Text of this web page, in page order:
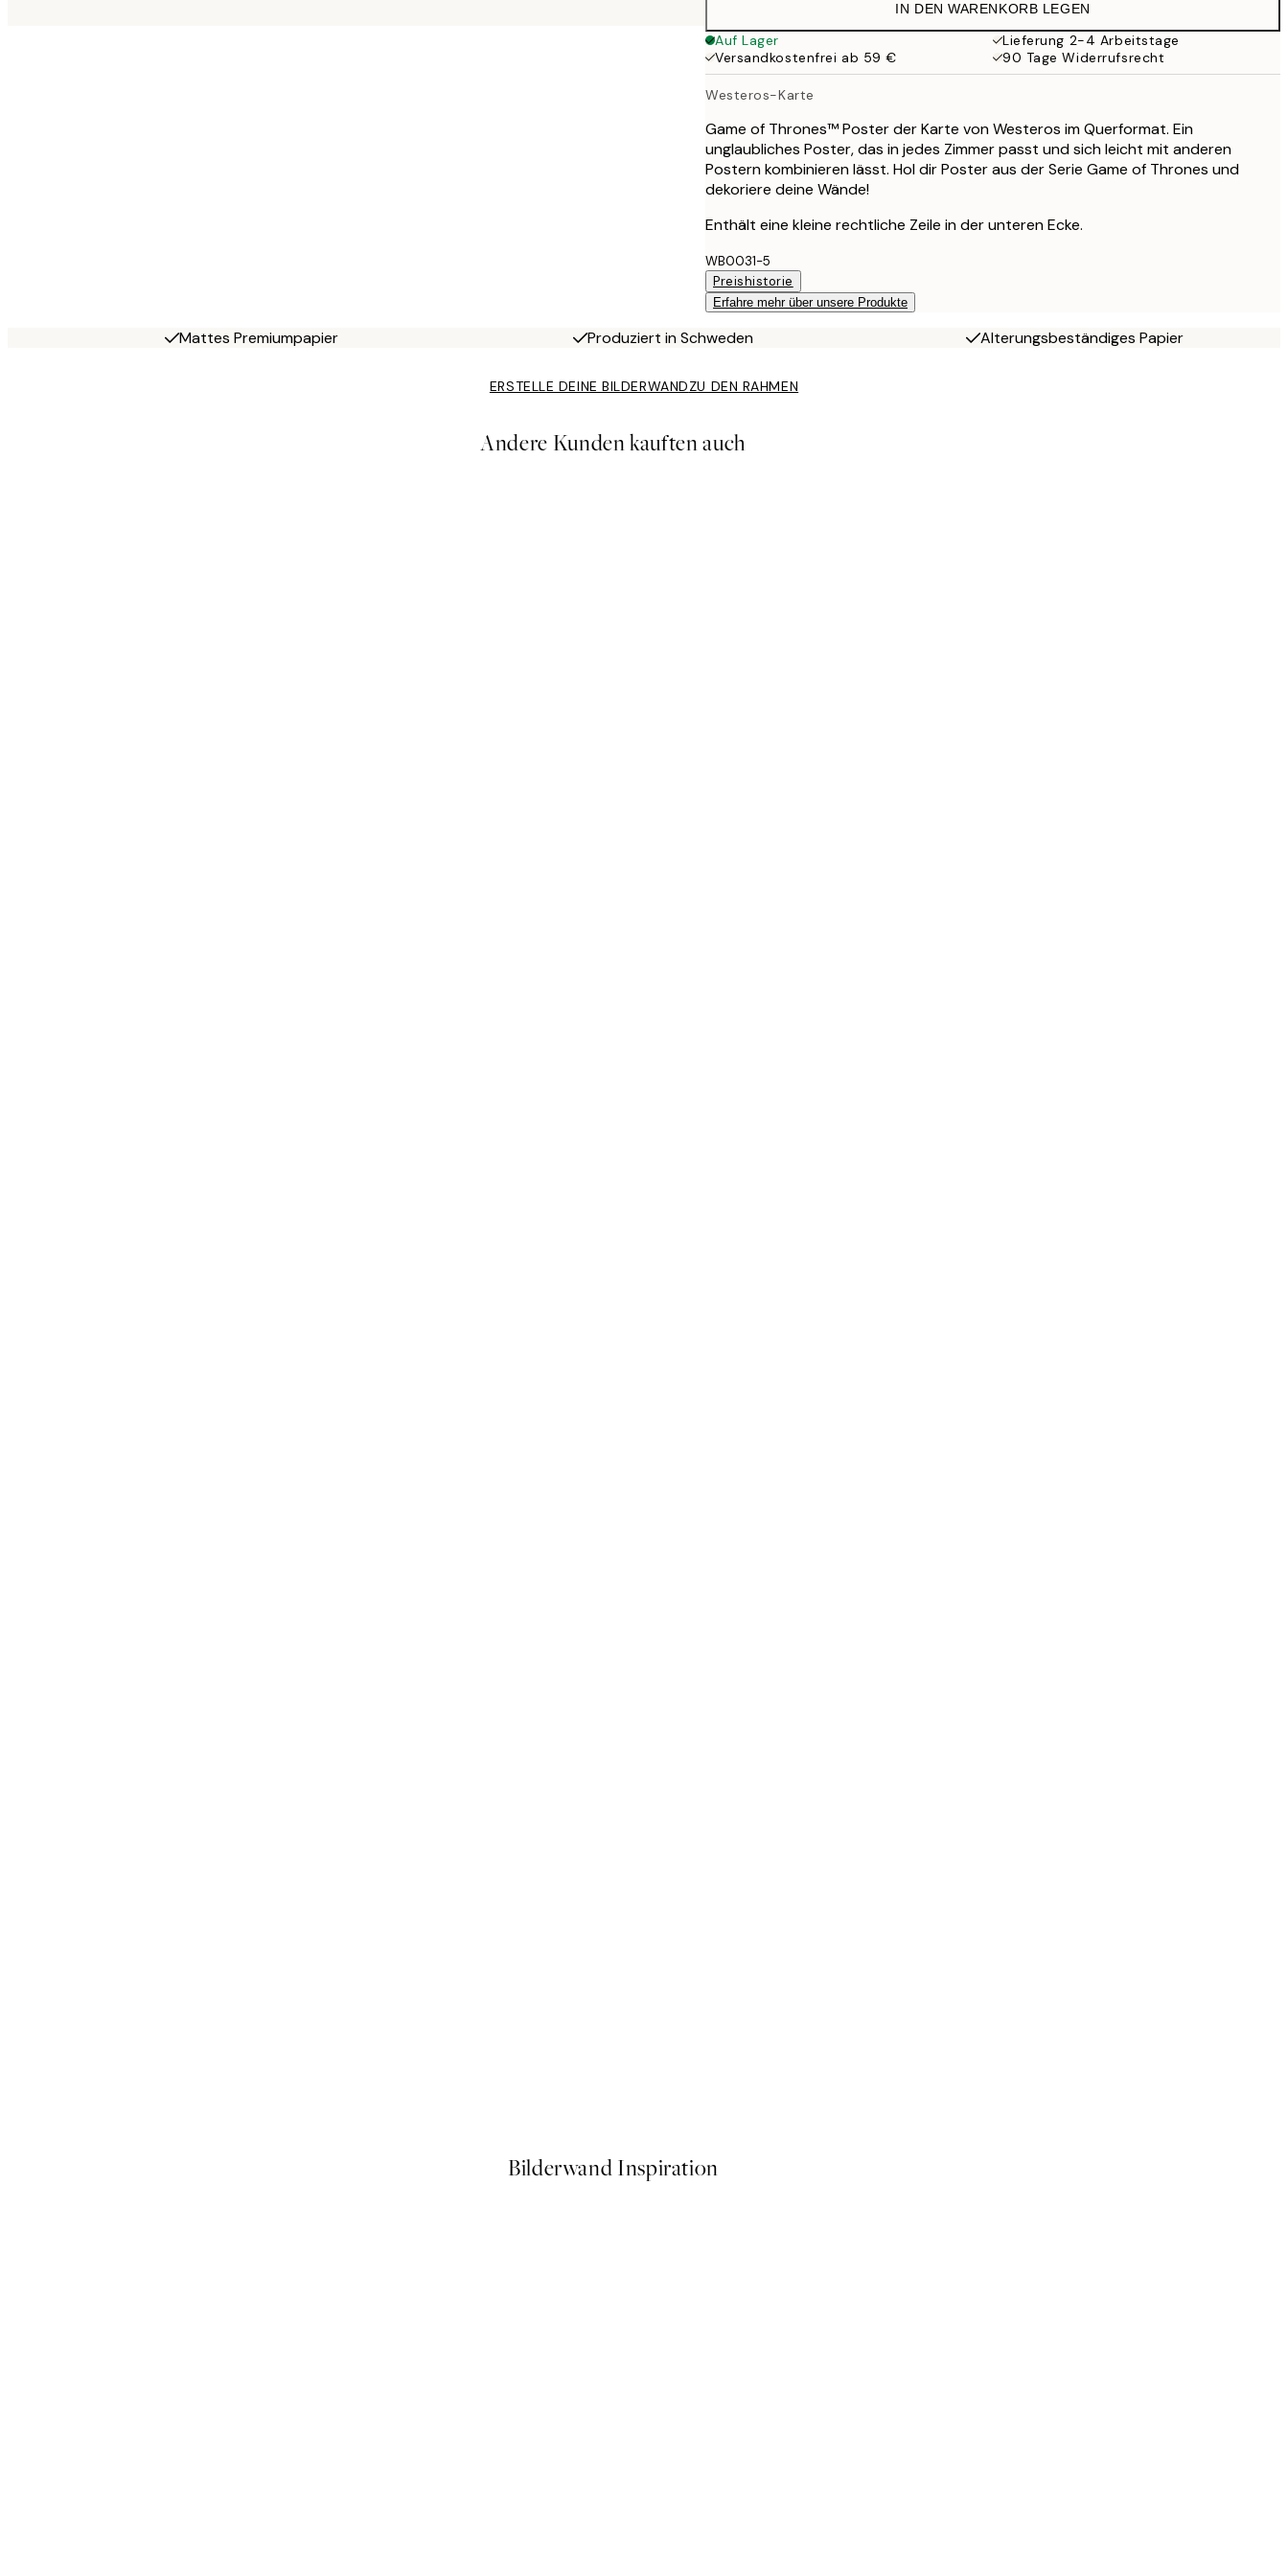
IN DEN WARENKORB LEGEN
Auf Lager
Lieferung 2-4 Arbeitstage
Versandkostenfrei ab 59 €
90 Tage Widerrufsrecht
Westeros-Karte
Game of Thrones™ Poster der Karte von Westeros im Querformat. Ein
unglaubliches Poster, das in jedes Zimmer passt und sich leicht mit anderen
Postern kombinieren lässt. Hol dir Poster aus der Serie Game of Thrones und
dekoriere deine Wände!
Enthält eine kleine rechtliche Zeile in der unteren Ecke.
WB0031-5
Preishistorie
Erfahre mehr über unsere Produkte
Mattes Premiumpapier Produziert in Schweden Alterungsbeständiges Papier
ERSTELLE DEINE BILDERWANDZU DEN RAHMEN
Andere Kunden kauften auch
Bilderwand Inspiration